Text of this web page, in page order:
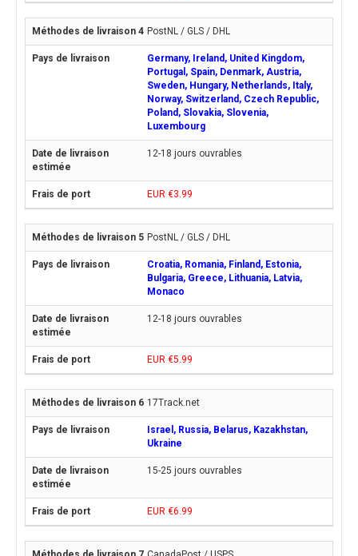
PostNL / GLS / DHL
Germany, Ireland, United Kingdom,
Portugal, Spain, Denmark, Austria,
Sweden, Hungary, Netherlands, Italy,
Norway, Switzerland, Czech Republic,
Poland, Slovakia, Slovenia,
Luxembourg
12-18 jours ouvrables
EUR €3.99
PostNL / GLS / DHL
Croatia, Romania, Finland, Estonia,
Bulgaria, Greece, Lithuania, Latvia,
Monaco
12-18 jours ouvrables
EUR €5.99
17Track.net
Israel, Russia, Belarus, Kazakhstan,
Ukraine
15-25 jours ouvrables
EUR €6.99